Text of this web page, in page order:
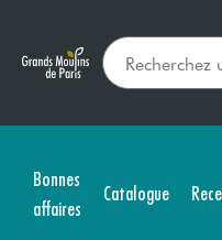
Bonnes
affaires
Catalogue